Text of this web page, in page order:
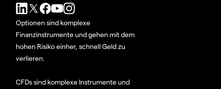
Optionen sind komplexe
Finanzinstrumente und gehen mit dem
hohen Risiko einher, schnell Geld zu
verlieren.
CFDs sind komplexe Instrumente und